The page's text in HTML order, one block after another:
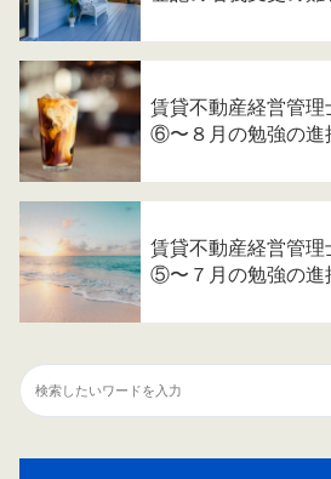
賃貸不動産経営管
⑥〜８月の勉強の進
賃貸不動産経営管
⑤〜７月の勉強の進